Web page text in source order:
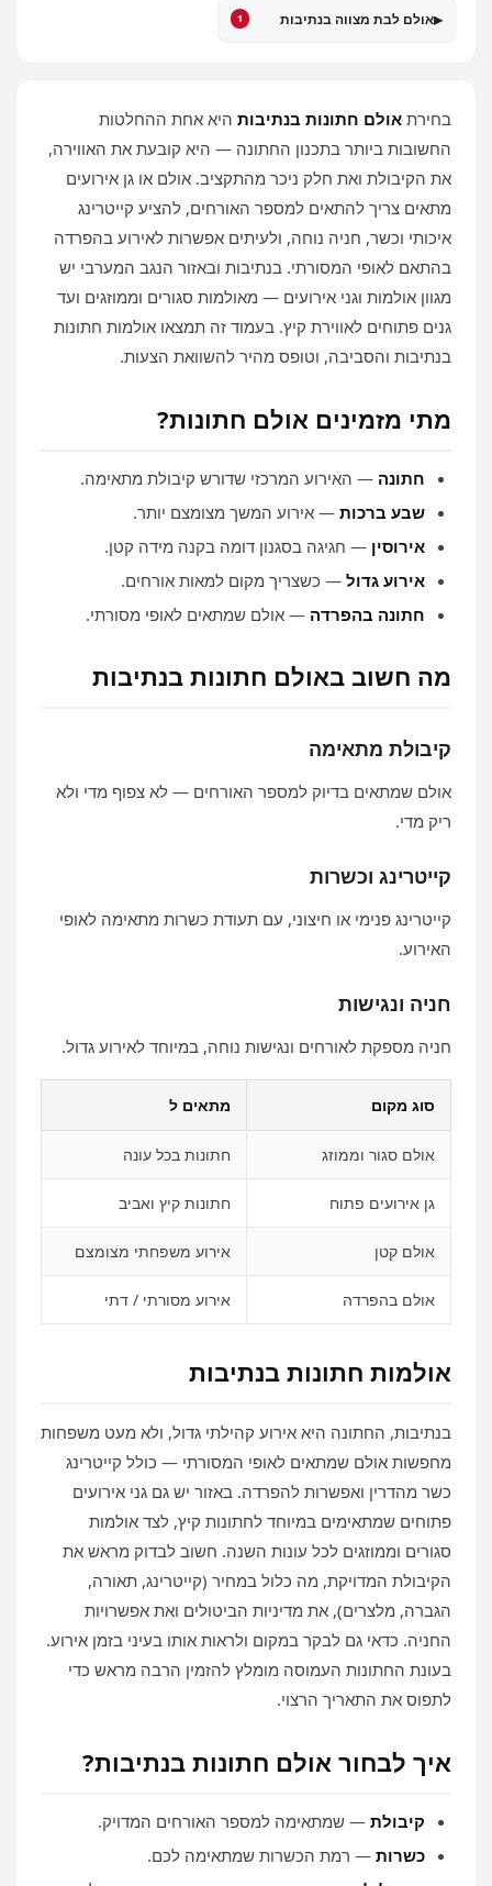
▸אולם לבת מצווה בנתיבות 1
בחירת אולם חתונות בנתיבות היא אחת ההחלטות
החשובות ביותר בתכנון החתונה — היא קובעת את האווירה,
את הקיבולת ואת חלק ניכר מהתקציב. אולם או גן אירועים
מתאים צריך להתאים למספר האורחים, להציע קייטרינג
איכותי וכשר, חניה נוחה, ולעיתים אפשרות לאירוע בהפרדה
בהתאם לאופי המסורתי. בנתיבות ובאזור הנגב המערבי יש
מגוון אולמות וגני אירועים — מאולמות סגורים וממוזגים ועד
גנים פתוחים לאווירת קיץ. בעמוד זה תמצאו אולמות חתונות
בנתיבות והסביבה, וטופס מהיר להשוואת הצעות.
מתי מזמינים אולם חתונות?
חתונה — האירוע המרכזי שדורש קיבולת מתאימה.
שבע ברכות — אירוע המשך מצומצם יותר.
אירוסין — חגיגה בסגנון דומה בקנה מידה קטן.
אירוע גדול — כשצריך מקום למאות אורחים.
חתונה בהפרדה — אולם שמתאים לאופי מסורתי.
מה חשוב באולם חתונות בנתיבות
קיבולת מתאימה
אולם שמתאים בדיוק למספר האורחים — לא צפוף מדי ולא
ריק מדי.
קייטרינג וכשרות
קייטרינג פנימי או חיצוני, עם תעודת כשרות מתאימה לאופי
האירוע.
חניה ונגישות
חניה מספקת לאורחים ונגישות נוחה, במיוחד לאירוע גדול.
סוג מקום מתאים ל
אולם סגור וממוזג חתונות בכל עונה
גן אירועים פתוח חתונות קיץ ואביב
אולם קטן אירוע משפחתי מצומצם
אולם בהפרדה אירוע מסורתי / דתי
אולמות חתונות בנתיבות
בנתיבות, החתונה היא אירוע קהילתי גדול, ולא מעט משפחות
מחפשות אולם שמתאים לאופי המסורתי — כולל קייטרינג
כשר מהדרין ואפשרות להפרדה. באזור יש גם גני אירועים
פתוחים שמתאימים במיוחד לחתונות קיץ, לצד אולמות
סגורים וממוזגים לכל עונות השנה. חשוב לבדוק מראש את
הקיבולת המדויקת, מה כלול במחיר (קייטרינג, תאורה,
הגברה, מלצרים), את מדיניות הביטולים ואת אפשרויות
החניה. כדאי גם לבקר במקום ולראות אותו בעיני בזמן אירוע.
בעונת החתונות העמוסה מומלץ להזמין הרבה מראש כדי
לתפוס את התאריך הרצוי.
איך לבחור אולם חתונות בנתיבות?
קיבולת — שמתאימה למספר האורחים המדויק.
כשרות — רמת הכשרות שמתאימה לכם.